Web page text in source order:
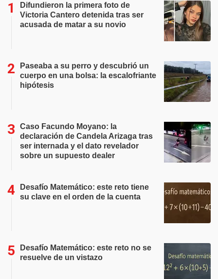
Difundieron la primera foto de
Victoria Cantero detenida tras ser
acusada de matar a su novio
Paseaba a su perro y descubrió un
cuerpo en una bolsa: la escalofriante
hipótesis
Caso Facundo Moyano: la
declaración de Candela Arizaga tras
ser internada y el dato revelador
sobre un supuesto dealer
Desafío Matemático: este reto tiene
su clave en el orden de la cuenta
Desafío Matemático: este reto no se
resuelve de un vistazo